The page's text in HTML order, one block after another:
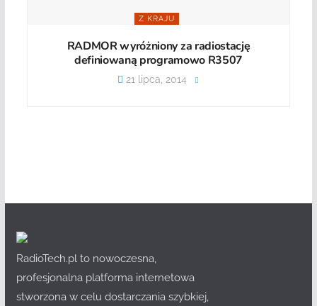
Z KRAJU
RADMOR wyróżniony za radiostację
definiowaną programowo R3507
21 lipca, 2014
RadioTech.pl to nowoczesna,
profesjonalna platforma internetowa
stworzona w celu dostarczania szybkiej,